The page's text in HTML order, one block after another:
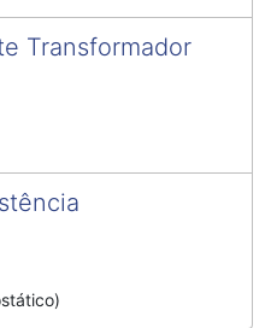
Transformador